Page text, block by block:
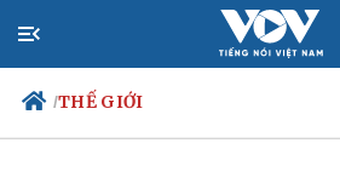
/THẾ GIỚI